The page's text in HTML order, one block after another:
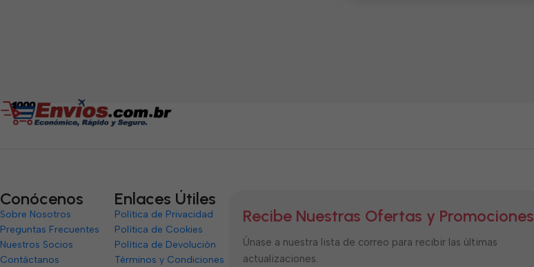
Conócenos
Sobre Nosotros
Preguntas Frecuentes
Nuestros Socios
Contáctanos
Enlaces Útiles
Política de Privacidad
Política de Cookies
Política de Devolución
Términos y Condiciones
Recibe Nuestras Ofertas y Promociones
Únase a nuestra lista de correo para recibir las últimas
actualizaciones.